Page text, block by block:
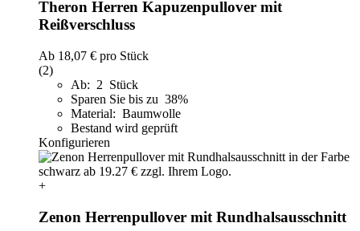
Theron Herren Kapuzenpullover mit
Reißverschluss
Ab 18,07 € pro Stück
(2)
Ab: 2 Stück
Sparen Sie bis zu 38%
Material: Baumwolle
Bestand wird geprüft
Konfigurieren
+
Zenon Herrenpullover mit Rundhalsausschnitt